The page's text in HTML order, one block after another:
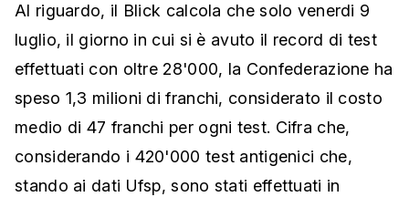
Al riguardo, il Blick calcola che solo venerdi 9
luglio, il giorno in cui si è avuto il record di test
effettuati con oltre 28'000, la Confederazione ha
speso 1,3 milioni di franchi, considerato il costo
medio di 47 franchi per ogni test. Cifra che,
considerando i 420'000 test antigenici che,
stando ai dati Ufsp, sono stati effettuati in